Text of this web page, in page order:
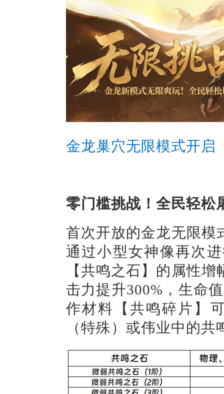
金龙巢穴无限模式开启
零门槛挑战！全民轻松
首次开放的金龙无限模
通过小型女神像再次
【共鸣之石】 的属性增
击力提升300%，生命
作材料【共鸣碎片】
（特殊） 或伟业中的共